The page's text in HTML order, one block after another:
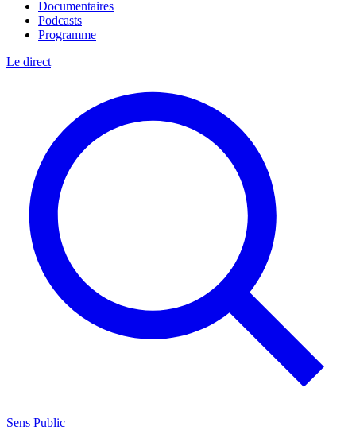
Documentaires
Podcasts
Programme
Le direct
Sens Public